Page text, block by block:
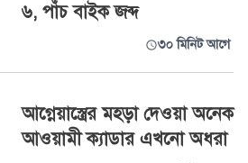
৬, পাঁচ বাইক জব্দ
৩০ মিনিট আগে
আগ্নেয়াস্ত্রের মহড়া দেওয়া অনেক
আওয়ামী ক্যাডার এখনো অধরা